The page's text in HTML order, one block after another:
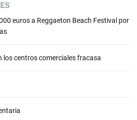
euros a Reggaeton Beach Festival por
los centros comerciales fracasa